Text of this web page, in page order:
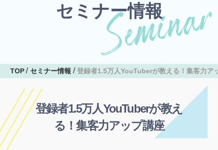
セミナー情報
TOP セミナー情報 登録者1.5万人YouTuberが教える！集客力ア
登録者1.5万人YouTuberが教え
る！集客力アップ講座